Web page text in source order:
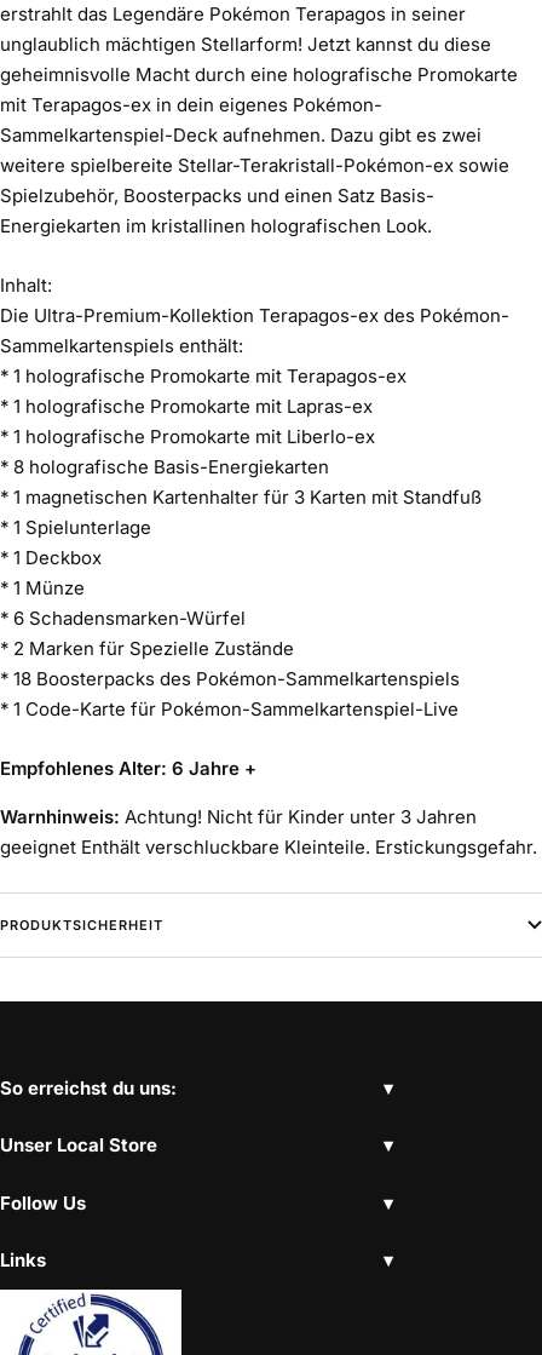
erstrahlt das Legendäre Pokémon Terapagos in seiner
unglaublich mächtigen Stellarform! Jetzt kannst du diese
geheimnisvolle Macht durch eine holografische Promokarte
mit Terapagos-ex in dein eigenes Pokémon-
Sammelkartenspiel-Deck aufnehmen. Dazu gibt es zwei
weitere spielbereite Stellar-Terakristall-Pokémon-ex sowie
Spielzubehör, Boosterpacks und einen Satz Basis-
Energiekarten im kristallinen holografischen Look.
Inhalt:
Die Ultra-Premium-Kollektion Terapagos-ex des Pokémon-
Sammelkartenspiels enthält:
* 1 holografische Promokarte mit Terapagos-ex
* 1 holografische Promokarte mit Lapras-ex
* 1 holografische Promokarte mit Liberlo-ex
* 8 holografische Basis-Energiekarten
* 1 magnetischen Kartenhalter für 3 Karten mit Standfuß
* 1 Spielunterlage
* 1 Deckbox
* 1 Münze
* 6 Schadensmarken-Würfel
* 2 Marken für Spezielle Zustände
* 18 Boosterpacks des Pokémon-Sammelkartenspiels
* 1 Code-Karte für Pokémon-Sammelkartenspiel-Live
Empfohlenes Alter: 6 Jahre +
Warnhinweis: Achtung! Nicht für Kinder unter 3 Jahren
geeignet Enthält verschluckbare Kleinteile. Erstickungsgefahr.
PRODUKTSICHERHEIT
So erreichst du uns:
Unser Local Store
Follow Us
Links